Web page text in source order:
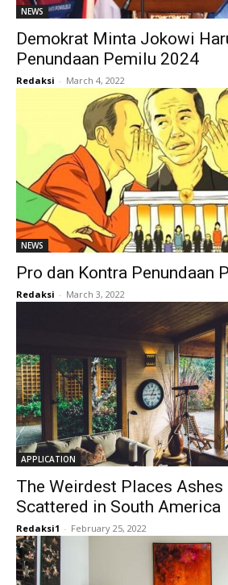
NEWS
Demokrat Minta Jokowi
Penundaan Pemilu 2024
Redaksi - March 4, 2022
NEWS
Pro dan Kontra Penundaan
Redaksi - March 3, 2022
APPLICATION
The Weirdest Places Ashes
Scattered in South America
Redaksi1 - February 25, 2022